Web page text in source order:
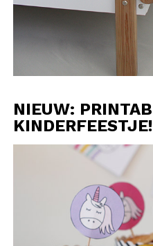
NIEUW:
KINDERFEESTJE!